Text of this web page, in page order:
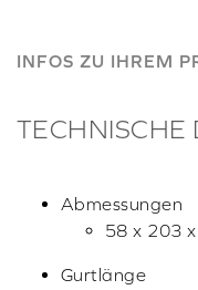
INFOS ZU IHREM
TECHNISCHE
Abmessungen
58 x 203
Gurtlänge